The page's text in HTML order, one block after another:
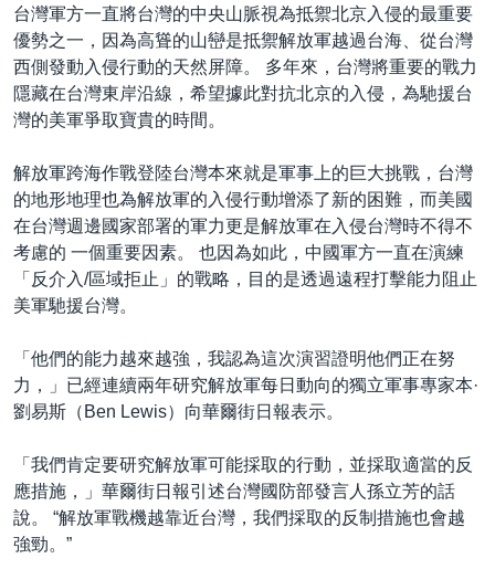
台灣軍方一直將台灣的中央山脈視為抵禦北京入侵的最重要
優勢之一，因為高聳的山巒是抵禦解放軍越過台海、從台灣
西側發動入侵行動的天然屏障。 多年來，台灣將重要的戰力
隱藏在台灣東岸沿線，希望據此對抗北京的入侵，為馳援台
灣的美軍爭取寶貴的時間。
解放軍跨海作戰登陸台灣本來就是軍事上的巨大挑戰，台灣
的地形地理也為解放軍的入侵行動增添了新的困難，而美國
在台灣週邊國家部署的軍力更是解放軍在入侵台灣時不得不
考慮的 一個重要因素。 也因為如此，中國軍方一直在演練
「反介入/區域拒止」的戰略，目的是透過遠程打擊能力阻止
美軍馳援台灣。
「他們的能力越來越強，我認為這次演習證明他們正在努
力，」已經連續兩年研究解放軍每日動向的獨立軍事專家本·
劉易斯（Ben Lewis）向華爾街日報表示。
「我們肯定要研究解放軍可能採取的行動，並採取適當的反
應措施，」華爾街日報引述台灣國防部發言人孫立芳的話
說。 “解放軍戰機越靠近台灣，我們採取的反制措施也會越
強勁。”